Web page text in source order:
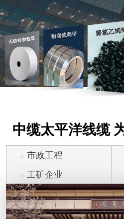
中缆太平洋线缆
市政工程
工矿企业